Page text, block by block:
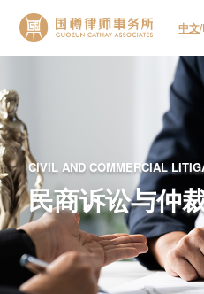
中文/
CIVIL AND COMMERCIAL
民商诉讼与仲